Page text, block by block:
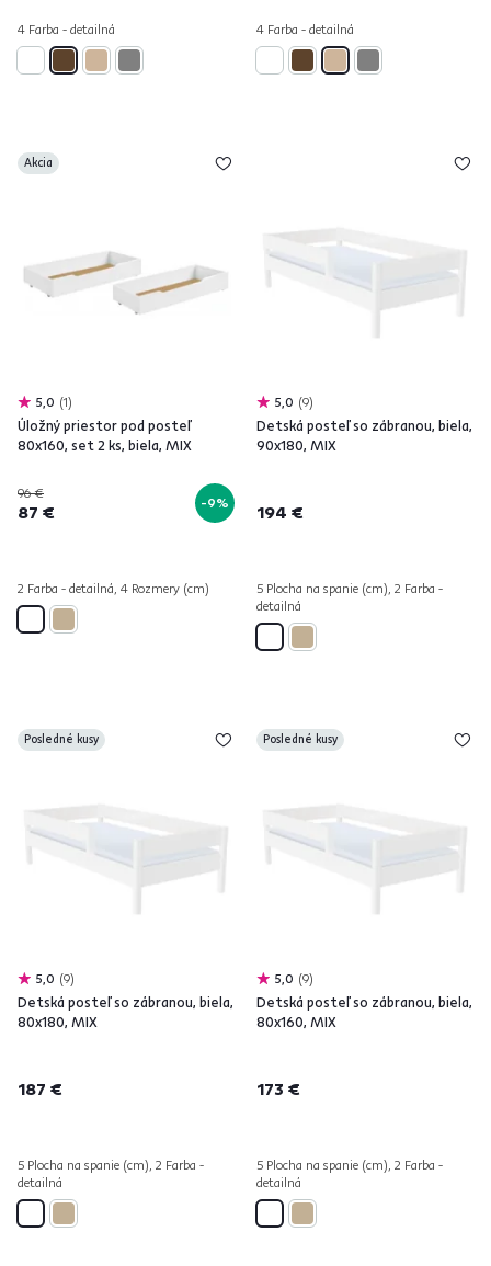
4 Farba - detailná 4 Farba - detailná
Akcia
5,0 1
Úložný priestor pod posteľ
80x160, set 2 ks, biela, MIX
96 €
87 € -9%
2 Farba - detailná, 4 Rozmery (cm)
5,0 9
Detská posteľ so zábranou, biela,
90x180, MIX
194 €
5 Plocha na spanie (cm), 2 Farba -
detailná
Posledné kusy
5,0 9
Detská posteľ so zábranou, biela,
80x180, MIX
187 €
5 Plocha na spanie (cm), 2 Farba -
detailná
Posledné kusy
5,0 9
Detská posteľ so zábranou, biela,
80x160, MIX
173 €
5 Plocha na spanie (cm), 2 Farba -
detailná